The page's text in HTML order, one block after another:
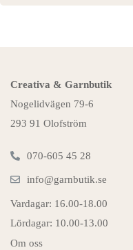
Creativa & Garnbutik
Nogelidvägen 79-6
293 91 Olofström
070-605 45 28
info@garnbutik.se
Vardagar: 16.00-18.00
Lördagar: 10.00-13.00
Om oss